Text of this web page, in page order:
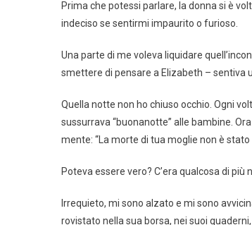
Prima che potessi parlare, la donna si è
indeciso se sentirmi impaurito o furioso.
Una parte di me voleva liquidare
smettere di pensare a Elizabeth – sentiva
Quella notte non ho chiuso occhio. Ogni
sussurrava “buonanotte” alle bambine.
mente: “La morte di tua moglie non è stato
Poteva essere vero? C’era qualcosa di
Irrequieto, mi sono alzato e mi sono
rovistato nella sua borsa, nei suoi